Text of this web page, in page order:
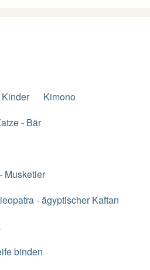
Kimono
- Bär
Musketier
- ägyptischer Kaftan
binden